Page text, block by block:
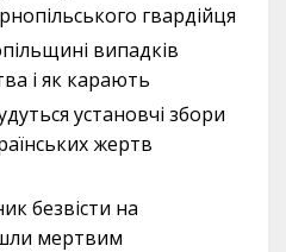
гвардійця
випадків
і як карають
установчі збори
жертв
безвісти на
мертвим